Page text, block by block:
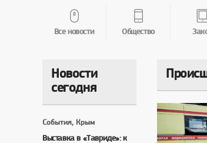
Все новости Общество
Новости
сегодня
События, Крым
Выставка в «Тавриде»: к